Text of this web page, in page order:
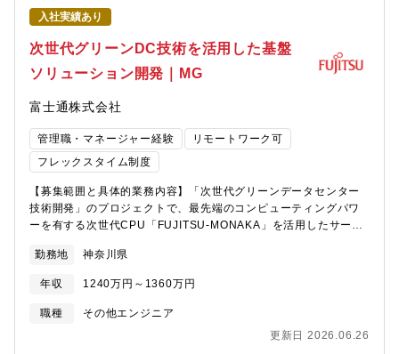
き活きと働くための社内カルチャーの変革にも積極的に取り組み
ープ全体でポスティング制度やFA制度が利用可能。 ・各部組織エ
ンゲージメントを高める活動にも力を入れており、定着する職場
環境の風土醸成が心がけられております。
た組織です。オフィスは神戸造船所内に新設されたビルの最上階
で、フリーアドレス制を採用しており快適な職場環境です。当社
は出社での勤務を原則としていますが、育児、介護等によるリモ
ートワークも柔軟に対応しています。メンバーは、さまざまなバ
ックグランドを持った方がおり、キャリア採用の方も活躍してい
府より工部省長崎造船局を借り受け、長崎造船所と命名して造船
事業を開始したことを契機に1884年に創業した同社は発電プラン
トなどの社会インフラ、船舶、航空機などの輸送機器、大型ロケ
ットなどの宇宙機器に至るまで、エンジニアリングとものづくり
のグローバルリーダーとして、社会を牽引しております。・直近
2024年度決算で受注高7兆0,712億円 売上収益5.0271兆円、当
期利益2,454億円等いずれも過去最高値であり、NO1重工業メー
カーでありながらさらに成長をしております。・在宅勤務、時間
の各認定等ワークライフバランスを整えた働き方が可能です。・
パソナから入社実績が多数あり、選考フローを熟知しております
入社実績あり
次世代グリーンDC技術を活用した基盤
ソリューション開発｜MG
富士通株式会社
管理職・マネージャー経験
リモートワーク可
フレックスタイム制度
【募集範囲と具体的業務内容】「次世代グリーンデータセンター
技術開発」のプロジェクトで、最先端のコンピューティングパワ
ーを有する次世代CPU「FUJITSU-MONAKA」を活用したサービ
ンの開発マネジメントを行います。また、「FUJITSU-
MONAKA」の顧客訴求に向けた商談対応にも携わっていただきま
す。【期待する役割やミッション】本ポジションでは、次期富士
通製Arm?プロセッサ「FUJITSU-MONAKA」を最大限に活かすユ
発の担当として、下位レイヤのOSから上位レイヤのライブラリま
勤務地 神奈川県
年収 1240万円～1360万円
職種
その他エンジニア
更新日 2026.06.26